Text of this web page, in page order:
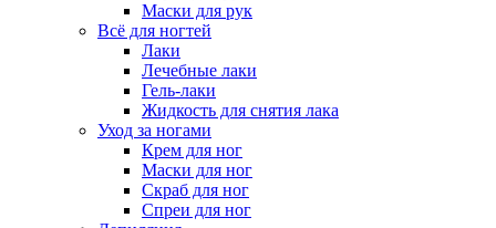
Маски для рук
Всё для ногтей
Лаки
Лечебные лаки
Гель-лаки
Жидкость для снятия лака
Уход за ногами
Крем для ног
Маски для ног
Скраб для ног
Спреи для ног